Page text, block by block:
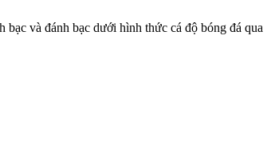
và đánh bạc dưới hình thức cá độ bóng đá qua